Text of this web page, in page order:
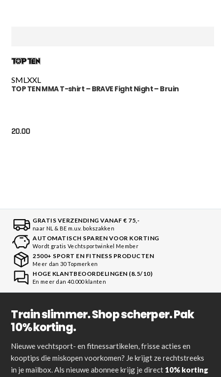
SML XXL
TOP TEN MMA T-shirt – BRAVE Fight Night – Bruin
20.00
GRATIS VERZENDING VANAF € 75,-
naar NL & BE m.u.v. bokszakken
AUTOMATISCH SPAREN VOOR KORTING
Wordt gratis Vechtsportwinkel Member
2500+ SPORT EN FITNESS PRODUCTEN
Meer dan 30 Topmerken
HOGE KLANTBEOORDELINGEN (8.5/10)
En meer dan 40.000 klanten
Train slimmer. Shop scherper. Pak
10% korting.
Nieuwe vechtsport- en fitnessartikelen, frisse acties en
kooptips die miskopen voorkomen? Je krijgt ze rechtstreeks
in je mailbox. Als nieuwe abonnee krijg je direct 10% korting